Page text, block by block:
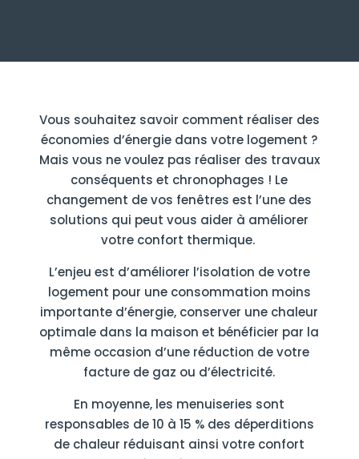
Vous souhaitez savoir comment réaliser des
économies d’énergie dans votre logement ?
Mais vous ne voulez pas réaliser des travaux
conséquents et chronophages ! Le
changement de vos fenêtres est l’une des
solutions qui peut vous aider à améliorer
votre confort thermique.
L’enjeu est d’améliorer l’isolation de votre
logement pour une consommation moins
importante d’énergie, conserver une chaleur
optimale dans la maison et bénéficier par la
même occasion d’une réduction de votre
facture de gaz ou d’électricité.
En moyenne, les menuiseries sont
responsables de 10 à 15 % des déperditions
de chaleur réduisant ainsi votre confort